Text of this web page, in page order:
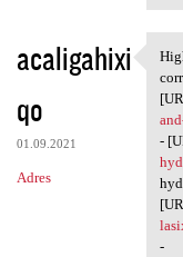
acaligahixi
qo
01.09.2021
Adres
-
-